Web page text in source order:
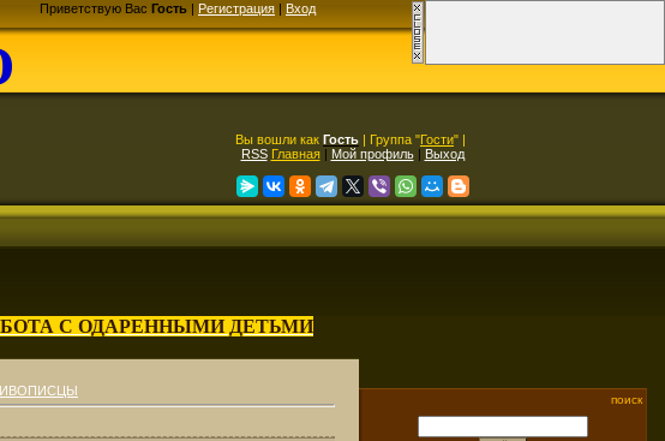
Приветствую Вас Гость | Регистрация | Вход
Вы вошли как Гость | Группа "Гости" |
RSS Главная| Мой профиль| Выход
С ОДАРЕННЫМИ ДЕТЬМИ
поиск